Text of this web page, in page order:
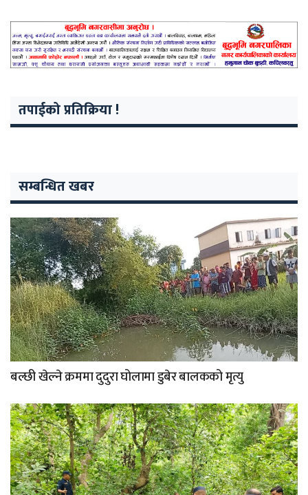
तपाईको प्रतिक्रिया !
सम्बन्धित खबर
बल्छी खेल्ने क्रममा दुदुरा घोलामा डुबेर बालकको मृत्यु